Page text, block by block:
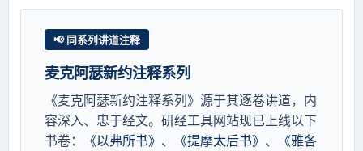
📢 同系列讲道注释
麦克阿瑟新约注释系列
《麦克阿瑟新约注释系列》源于其逐卷讲道，内
容深入、忠于经文。研经工具网站现已上线以下
书卷：
《以弗所书》 、 《提摩太后书》 、
《雅各